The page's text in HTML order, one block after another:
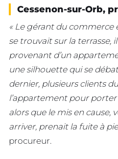
Cessenon-sur-Orb,
« Le gérant du commerce
se trouvait sur la terrasse,
provenant d’un
une silhouette qui se
dernier, plusieurs clients
l’appartement pour
alors que le mis en cause,
arriver, prenait la fuite à
procureur.